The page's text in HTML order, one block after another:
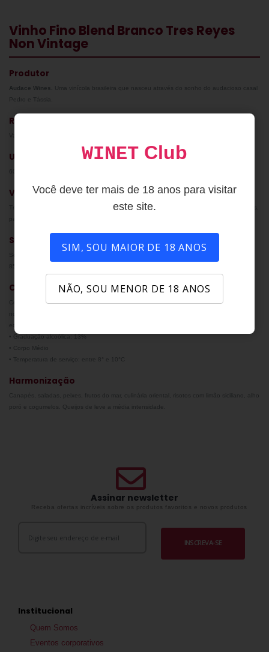
Vinho Fino Blend Branco Tres Reyes
Non Vintage
Produtor
Audace Wines.
Uma vinícola brasileira que nasceu através do sonho do audacioso casal
Pedro e Tássia.
Região
Uvas
Vinificação
Tradicional, com temperatura controlada em tanques de Inox, com contato com as borras,
Solo
Características
Cor amarelo ouro. Aroma de frutas cítricas, limão e toranja, pêssego, maçã, nectarina,
• Graduação alcoólica: 13%
• Corpo Médio
• Temperatura de serviço: entre 8° e 10°C
Harmonização
Canapés, saladas, peixes, frutos do mar, culinária oriental, risotos com limão siciliano, alho
poró e cogumelos. Queijos de leve a média intensidade.
Assinar newsletter
Receba ofertas incríveis sobre os produtos favoritos e novos produtos
INSCREVA-SE
Institucional
Quem Somos
Eventos corporativos
WINET Club
Você deve ter mais de 18 anos para visitar
este site.
SIM, SOU MAIOR DE 18 ANOS
NÃO, SOU MENOR DE 18 ANOS